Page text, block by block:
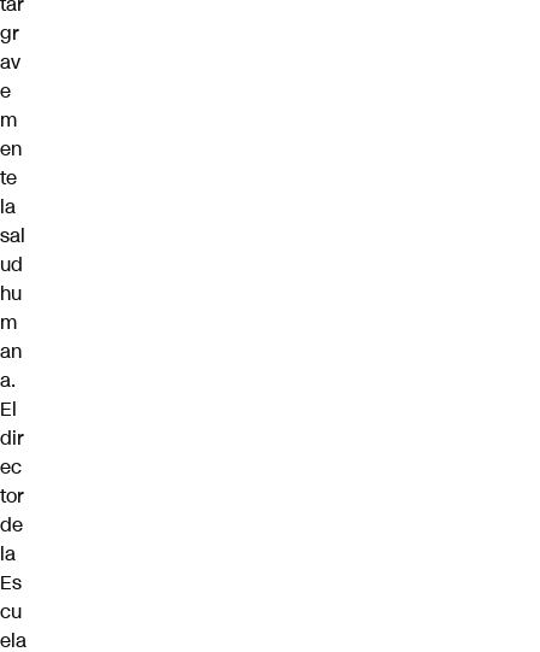
gr
av
e
m
en
te
la
sal
ud
hu
m
an
a.
El
dir
ec
tor
de
la
Es
cu
ela